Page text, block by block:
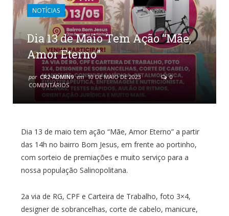
NOTÍCIAS
Dia 13 de Maio Tem Ação “Mãe,
Amor Eterno”
por CR2-ADMIN9 em 10 DE MAIO DE 2023
0
COMENTÁRIOS
Dia 13 de maio tem ação “Mãe, Amor Eterno” a partir
das 14h no bairro Bom Jesus, em frente ao portinho,
com sorteio de premiações e muito serviço para a
nossa população Salinopolitana.
2a via de RG, CPF e Carteira de Trabalho, foto 3×4,
designer de sobrancelhas, corte de cabelo, manicure,